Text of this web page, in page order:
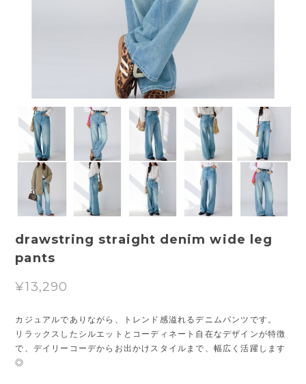
drawstring straight denim wide leg
pants
¥13,290
カジュアルでありながら、トレンド感溢れるデニムパンツです。
リラックスしたシルエットとコーディネート自在なデザインが特徴
で、デイリーコーデからお出かけスタイルまで、幅広く活躍します
◎